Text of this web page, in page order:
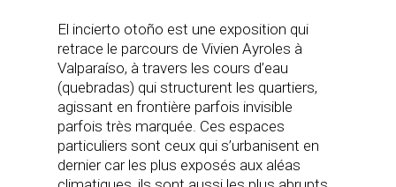
El incierto otoño est une exposition qui
retrace le parcours de Vivien Ayroles à
Valparaíso, à travers les cours d’eau
(quebradas) qui structurent les quartiers,
agissant en frontière parfois invisible
parfois très marquée. Ces espaces
particuliers sont ceux qui s’urbanisent en
dernier car les plus exposés aux aléas